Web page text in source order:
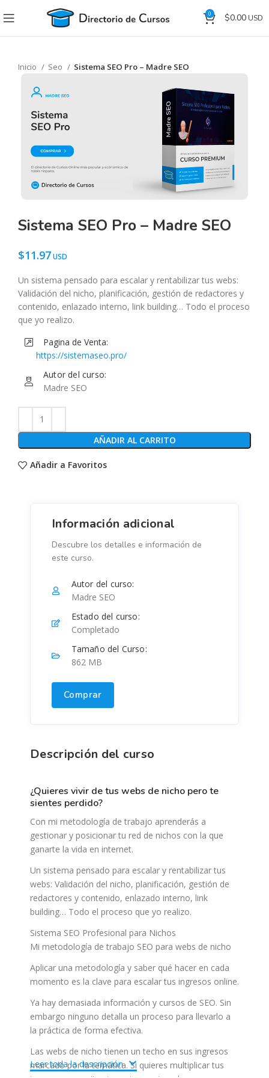
0 $0.00
Inicio Seo Sistema SEO Pro – Madre SEO
Sistema SEO Pro – Madre SEO
$11.97
Un sistema pensado para escalar y rentabilizar tus webs:
Validación del nicho, planificación, gestión de redactores y
contenido, enlazado interno, link building… Todo el proceso
que yo realizo.
Pagina de Venta:
https://sistemaseo.pro/
Autor del curso:
Madre SEO
AÑADIR AL CARRITO
Añadir a Favoritos
Descripción del curso
¿quieres vivir de tus webs de nicho pero te
sientes perdido?
Con mi metodología de trabajo aprenderás a
gestionar y posicionar tu red de nichos con la que
ganarte la vida en internet.
Un sistema pensado para escalar y rentabilizar tus
webs: Validación del nicho, planificación, gestión de
redactores y contenido, enlazado interno, link
building… Todo el proceso que yo realizo.
Sistema SEO Profesional para Nichos
Mi metodología de trabajo SEO para webs de nicho
Aplicar una metodología y saber qué hacer en cada
momento es la clave para escalar tus ingresos online.
Ya hay demasiada información y cursos de SEO. Sin
embargo ninguno detalla un proceso para llevarlo a
la práctica de forma efectiva.
Las webs de nicho tienen un techo en sus ingresos
marcado por la temática. Si quieres multiplicar tus
Leer toda la descripción
Información adicional
Descubre los detalles e información de
este curso.
Autor del curso:
Madre SEO
Estado del curso:
Completado
Tamaño del Curso:
862 MB
Comprar